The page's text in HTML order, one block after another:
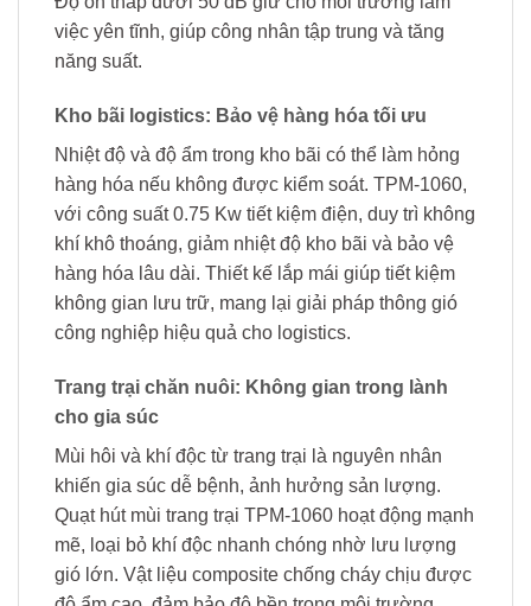
việc yên tĩnh, giúp công nhân tập trung và tăng
năng suất.
Kho bãi logistics: Bảo vệ hàng hóa tối ưu
Nhiệt độ và độ ẩm trong kho bãi có thể làm hỏng
hàng hóa nếu không được kiểm soát. TPM-1060,
với công suất 0.75 Kw tiết kiệm điện, duy trì không
khí khô thoáng, giảm nhiệt độ kho bãi và bảo vệ
hàng hóa lâu dài. Thiết kế lắp mái giúp tiết kiệm
không gian lưu trữ, mang lại giải pháp thông gió
công nghiệp hiệu quả cho logistics.
Trang trại chăn nuôi: Không gian trong lành
cho gia súc
Mùi hôi và khí độc từ trang trại là nguyên nhân
khiến gia súc dễ bệnh, ảnh hưởng sản lượng.
Quạt hút mùi trang trại TPM-1060 hoạt động mạnh
mẽ, loại bỏ khí độc nhanh chóng nhờ lưu lượng
gió lớn. Vật liệu composite chống cháy chịu được